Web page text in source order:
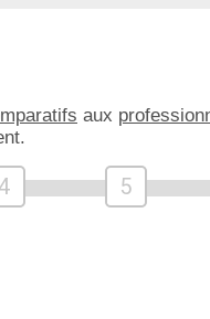
aux
5